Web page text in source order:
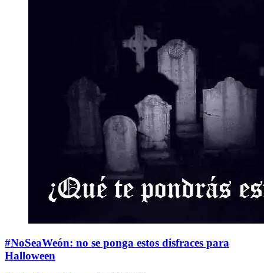
#NoSeaWeón: no se ponga estos disfraces para
Halloween